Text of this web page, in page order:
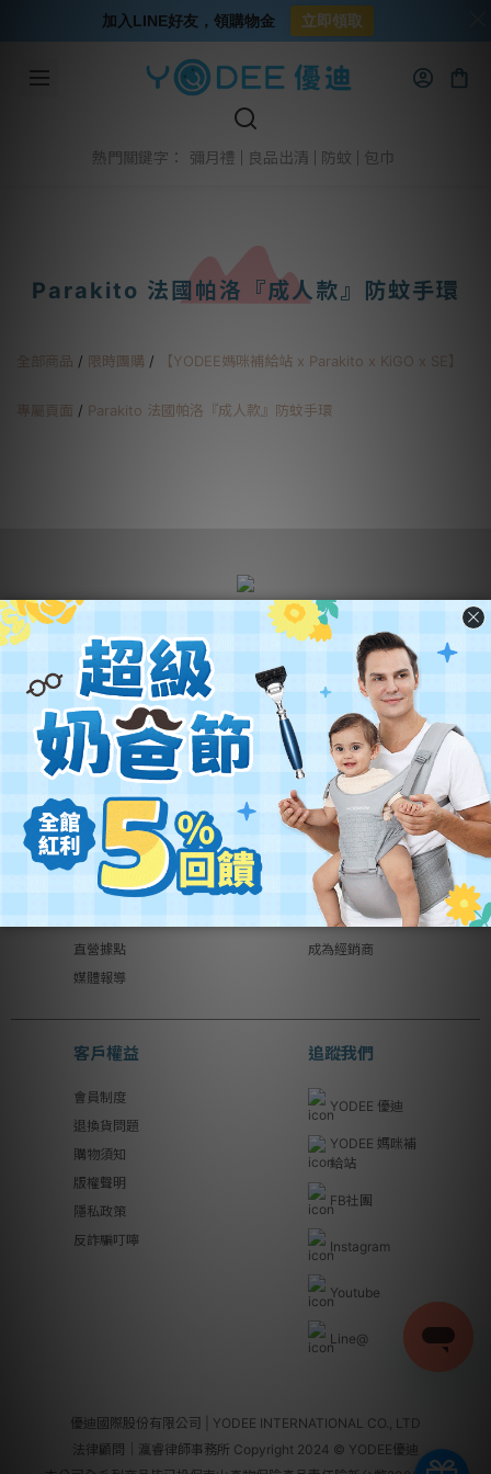
熱門關鍵字： 彌月禮 良品出清 防蚊 包巾
Parakito 法國帕洛『成人款』防蚊手環
全部商品 / 限時團購 / 【YODEE媽咪補給站 x Parakito x KiGO x SE】
專屬頁面 / Parakito 法國帕洛『成人款』防蚊手環
營業名稱：優迪國際股份有限公司
公司統編：54342742
公司地址：新北市汐止區新台五路一段102號21樓
客服電話：(02) 2696-1681
客服時間：週一至週五 9:00~18:00
關於優迪
關於我們
異業合作
工作機會
直營據點
媒體報導
銷售合作
品牌總覽
品牌代理
創作者募集
成為供應商
成為經銷商
客戶權益
會員制度
退換貨問題
購物須知
版權聲明
隱私政策
反詐騙叮嚀
追蹤我們
YODEE 優迪
YODEE 媽咪補
給站
FB社團
Instagram
Youtube
Line@
優迪國際股份有限公司 | YODEE INTERNATIONAL CO., LTD
法律顧問｜瀛睿律師事務所 Copyright 2024 © YODEE優迪
加入LINE好友，領購物金 立即領取